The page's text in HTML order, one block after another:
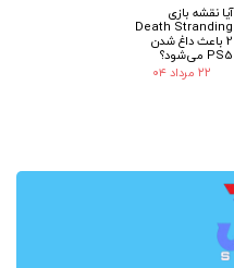
آیا نقشه بازی
Death Stranding
2 باعث داغ شدن
PS5 می‌شود؟
۲۲ مرداد ۰۴